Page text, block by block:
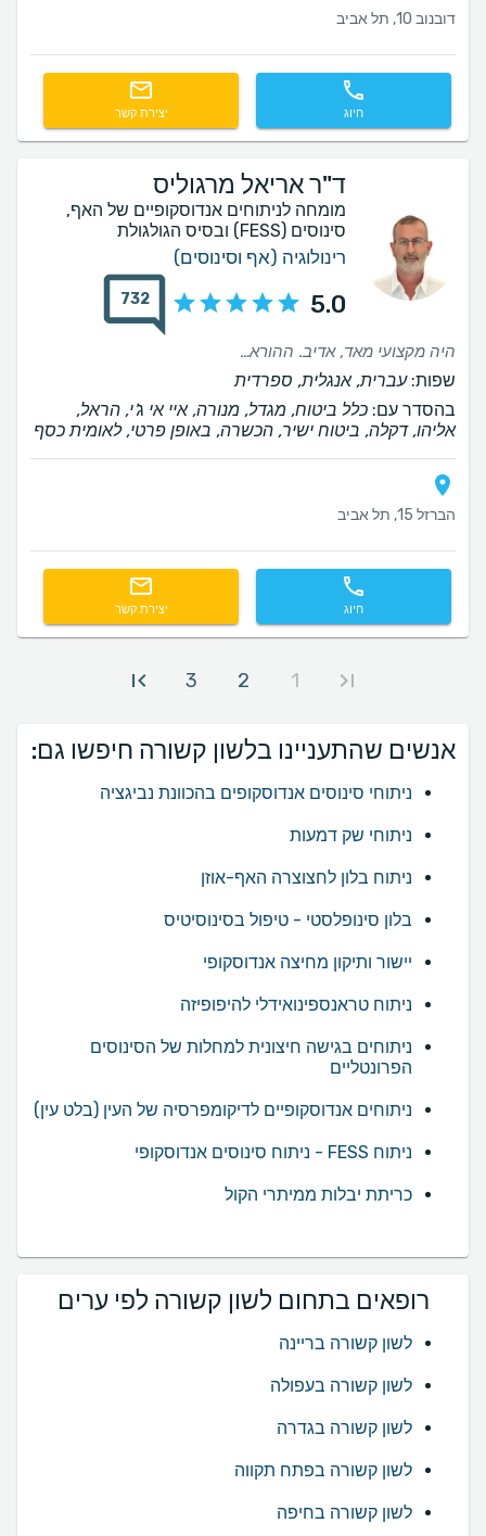
דובנוב 10, תל אביב
חיוג יצירת קשר
ד"ר אריאל מרגוליס
מומחה לניתוחים אנדוסקופיים של האף,
סינוסים (FESS) ובסיס הגולגולת
רינולוגיה (אף וסינוסים)
5.0
732
היה מקצועי מאד, אדיב. ההוראות לפני ואחרי הניתוח שעשיתי היו ברורות ופשוטות וזה נתן לי שקט נפשי שיש על מי לסמוך
שפות:עברית, אנגלית, ספרדית
בהסדר עם: כלל ביטוח, מגדל, מנורה, איי אי ג'י, הראל,
אליהו, דקלה, ביטוח ישיר, הכשרה, באופן פרטי, לאומית כסף
הברזל 15, תל אביב
חיוג יצירת קשר
1
2
3
אנשים שהתעניינו בלשון קשורה חיפשו גם:
ניתוחי סינוסים אנדוסקופים בהכוונת נביגציה
ניתוחי שק דמעות
ניתוח בלון לחצוצרה האף-אוזן
בלון סינופלסטי - טיפול בסינוסיטיס
יישור ותיקון מחיצה אנדוסקופי
ניתוח טראנספינואידלי להיפופיזה
ניתוחים בגישה חיצונית למחלות של הסינוסים
הפרונטליים
ניתוחים אנדוסקופיים לדיקומפרסיה של העין (בלט עין)
ניתוח FESS - ניתוח סינוסים אנדוסקופי
כריתת יבלות ממיתרי הקול
רופאים בתחום לשון קשורה לפי ערים
לשון קשורה בריינה
לשון קשורה בעפולה
לשון קשורה בגדרה
לשון קשורה בפתח תקווה
לשון קשורה בחיפה